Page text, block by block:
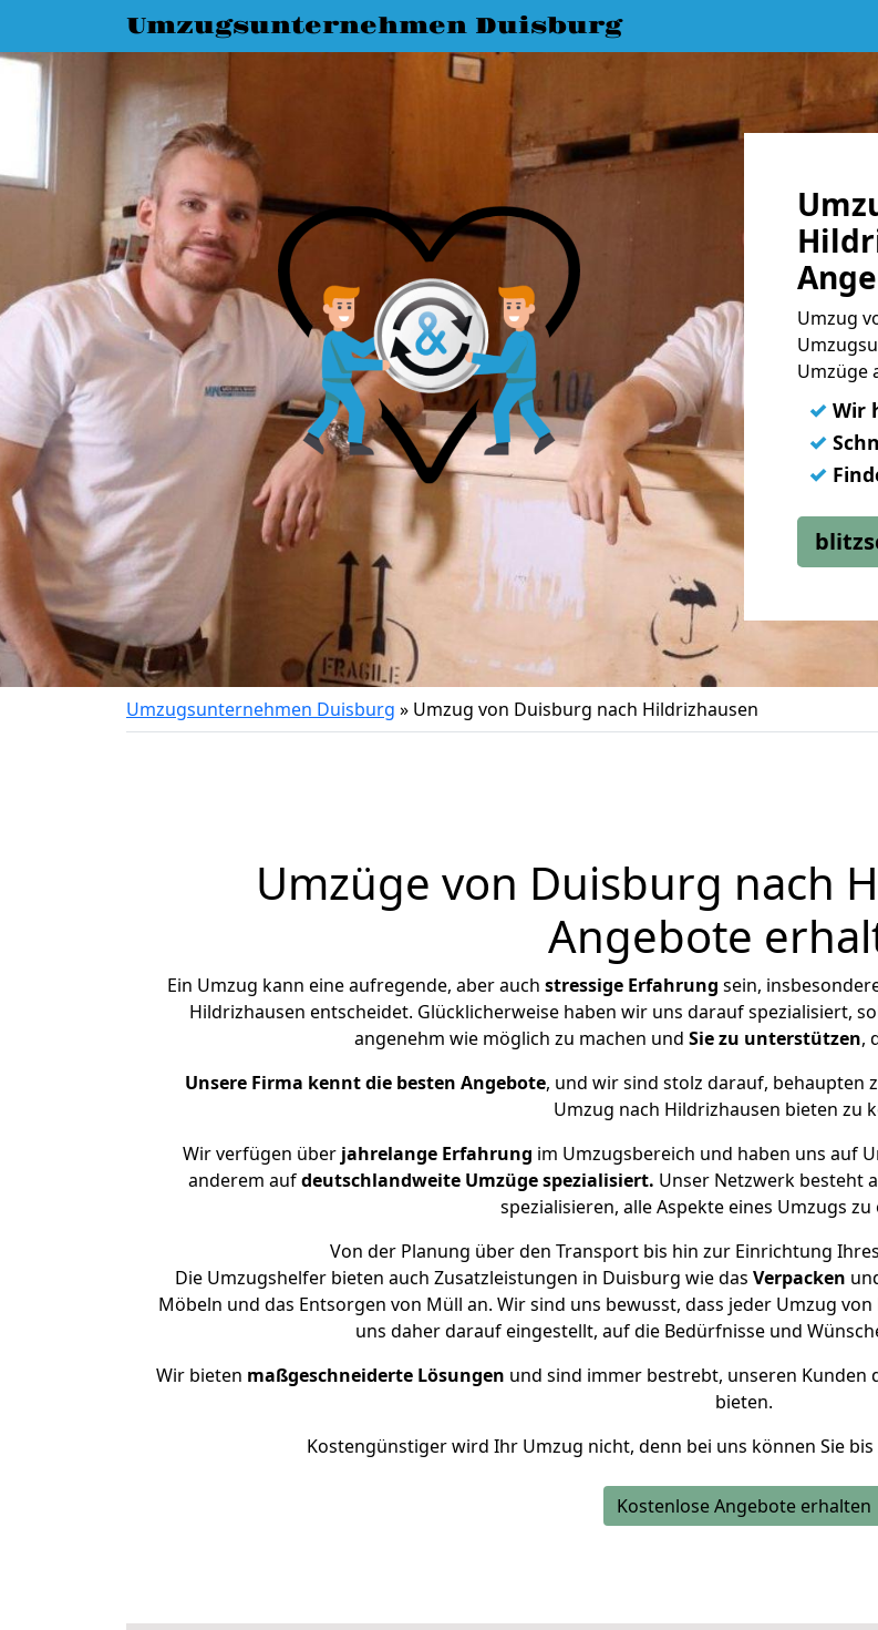
Umzugsunternehmen Duisburg
Umzug
Umzüge
✓ Wir
✓
✓
Umzugsunternehmen Duisburg » Umzug von Duisburg nach Hildrizhausen
Umzüge von Duisburg nach
Angebote
Ein Umzug kann eine aufregende, aber auch stressige Erfahrung sein,
Hildrizhausen entscheidet. Glücklicherweise haben wir uns darauf spezialisiert,
angenehm wie möglich zu machen und Sie zu unterstützen,
Unsere Firma kennt die besten Angebote, und wir sind stolz darauf, behaupten
Umzug nach Hildrizhausen bieten zu
Wir verfügen überjahrelange Erfahrung im Umzugsbereich und haben uns auf
anderem aufdeutschlandweite Umzüge spezialisiert. Unser Netzwerk besteht
spezialisieren, alle Aspekte eines Umzugs
Von der Planung über den Transport bis hin zur Einrichtung
Die Umzugshelfer bieten auch Zusatzleistungen in Duisburg wie das Verpacken
Möbeln und das Entsorgen von Müll an. Wir sind uns bewusst, dass jeder Umzug
uns daher darauf eingestellt, auf die Bedürfnisse und
Wir bieten maßgeschneiderte Lösungen und sind immer bestrebt, unseren Kunden
bieten.
Kostengünstiger wird Ihr Umzug nicht, denn bei uns können Sie bis
Kostenlose Angebote erhalten